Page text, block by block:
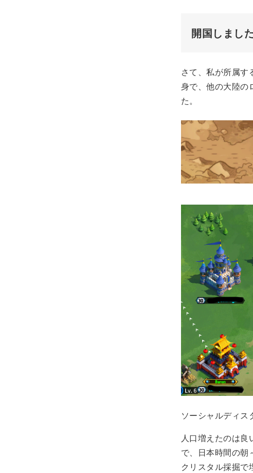
開国しまし
さて、私が所属す
身で、他の大陸の
た。
ソーシャルディス
人口増えたのは
で、日本時間の朝
クリスタル採掘で